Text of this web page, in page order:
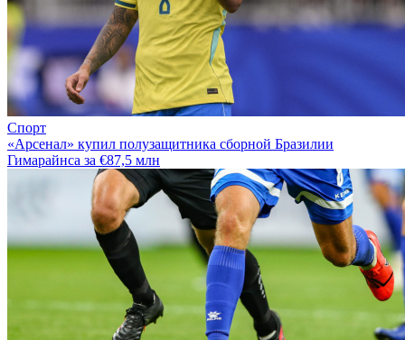
Спорт
«Арсенал» купил полузащитника сборной Бразилии
Гимарайнса за €87,5 млн